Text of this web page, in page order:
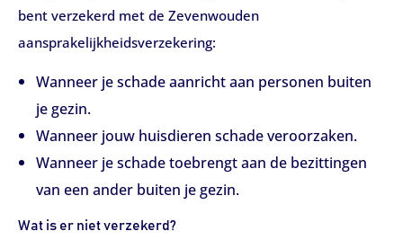
bent verzekerd met de Zevenwouden
aansprakelijkheidsverzekering:
Wanneer je schade aanricht aan personen buiten
je gezin.
Wanneer jouw huisdieren schade veroorzaken.
Wanneer je schade toebrengt aan de bezittingen
van een ander buiten je gezin.
Wat is er niet verzekerd?